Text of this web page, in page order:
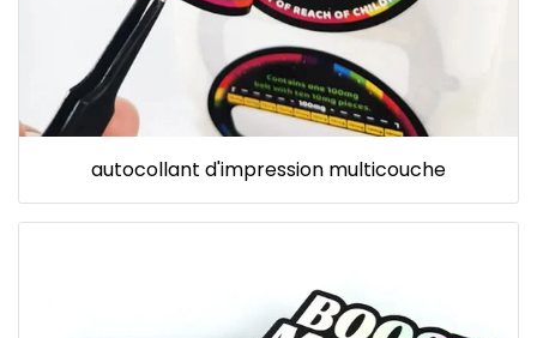
autocollant d'impression multicouche